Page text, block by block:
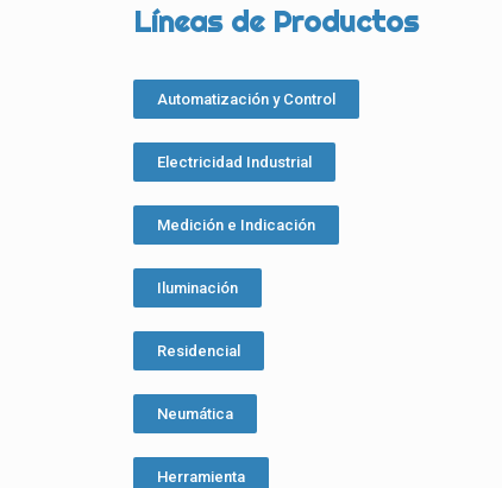
Líneas de Productos
Automatización y Control
Electricidad Industrial
Medición e Indicación
Iluminación
Residencial
Neumática
Herramienta